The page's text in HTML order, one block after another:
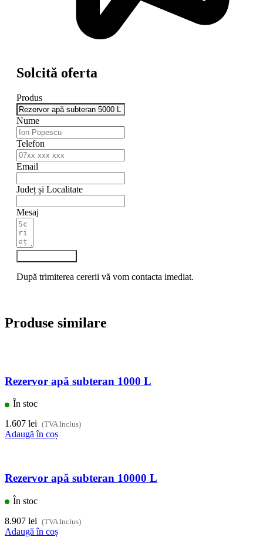
Solcită oferta
Produs
Nume
Telefon
Email
Județ și Localitate
Mesaj
După trimiterea cererii vă vom contacta imediat.
Produse similare
Rezervor apă subteran 1000 L
În stoc
1.607 lei (TVA Inclus)
Adaugă în coș
Rezervor apă subteran 10000 L
În stoc
8.907 lei (TVA Inclus)
Adaugă în coș